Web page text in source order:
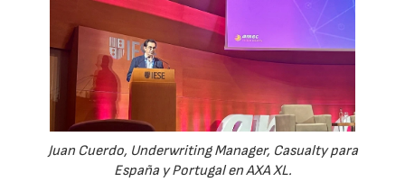
Juan Cuerdo, Underwriting Manager, Casualty para
España y Portugal en AXA XL.